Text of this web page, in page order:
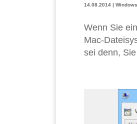
14.08.2014 | Windows
Wenn Sie
Mac-
sei denn,